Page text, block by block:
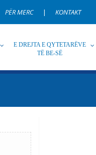
PËR MERC | KONTAKT
E DREJTA E QYTETARËVE
TË BE-SË